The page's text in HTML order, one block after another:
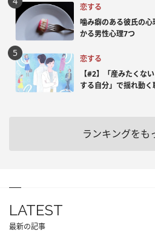
恋する
噛み癖のある彼氏の
かる男性心理7つ
恋する
【#2】「産みたくな
する自分」で揺れ動く
ランキングをも
LATEST
最新の記事